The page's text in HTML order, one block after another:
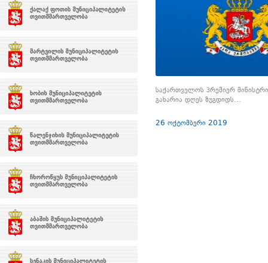
საქართველოს პრემიერ
გახარია დღეს ზუგდიდს…
26 ოქტომბერი 2019